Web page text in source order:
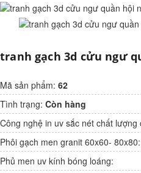
tranh gạch 3d cửu ngư
Mã sản phẩm: 62
Tình trạng: Còn hàng
Công nghệ in uv sắc nét chất lượng
Phôi gạch men granit 60x60- 80x80:
Phủ men uv kính bóng loáng: